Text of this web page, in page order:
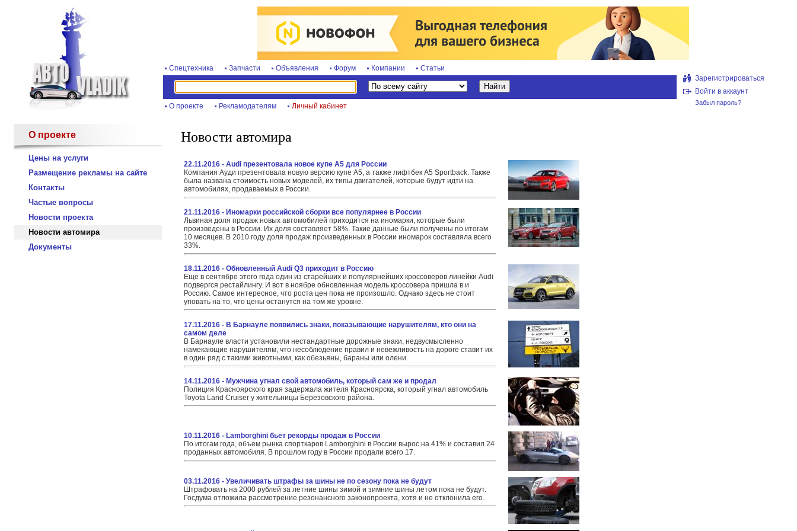
Спецтехника Запчасти Объявления Форум Компании Статьи
О проекте Рекламодателям Личный кабинет
Зарегистрироваться
Войти в аккаунт
Забыл пароль?
О проекте
Цены на услуги
Размещение рекламы на сайте
Контакты
Частые вопросы
Новости проекта
Новости автомира
Документы
Новости автомира
22.11.2016 - Audi презентовала новое купе A5 для России
Компания Ауди презентовала новую версию купе A5, а также лифтбек A5 Sportback. Также
была названа стоимость новых моделей, их типы двигателей, которые будут идти на
автомобилях, продаваемых в России.
21.11.2016 - Иномарки российской сборки все популярнее в России
Львиная доля продаж новых автомобилей приходится на иномарки, которые были
произведены в России. Их доля составляет 58%. Такие данные были получены по итогам
10 месяцев. В 2010 году доля продаж произведенных в России иномарок составляла всего
33%.
18.11.2016 - Обновленный Audi Q3 приходит в Россию
Еще в сентябре этого года один из старейших и популярнейших кроссоверов линейки Audi
подвергся рестайлингу. И вот в ноябре обновленная модель кроссовера пришла в и
Россию. Самое интересное, что роста цен пока не произошло. Однако здесь не стоит
уповать на то, что цены останутся на том же уровне.
17.11.2016 - В Барнауле появились знаки, показывающие нарушителям, кто они на
самом деле
В Барнауле власти установили нестандартные дорожные знаки, недвусмысленно
намекающие нарушителям, что несоблюдение правил и невежливость на дороге ставит их
в один ряд с такими животными, как обезьяны, бараны или олени.
14.11.2016 - Мужчина угнал свой автомобиль, который сам же и продал
Полиция Красноярского края задержала жителя Красноярска, который угнал автомобиль
Toyota Land Cruiser у жительницы Березовского района.
10.11.2016 - Lamborghini бьет рекорды продаж в России
По итогам года, объем рынка спорткаров Lamborghini в России вырос на 41% и составил 24
проданных автомобиля. В прошлом году в России продали всего 17.
03.11.2016 - Увеличивать штрафы за шины не по сезону пока не будут
Штрафовать на 2000 рублей за летние шины зимой и зимние шины летом пока не будут.
Госдума отложила рассмотрение резонансного законопроекта, хотя и не отклонила его.